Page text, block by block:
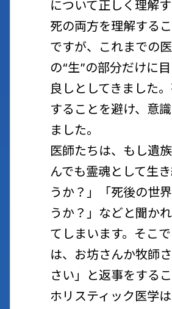
について正しく理解
死の両方を理解する
ですが、これまでの
の“生”の部分だけに
良しとしてきました
することを避け、意
ました。
医師たちは、もし遺
んでも霊魂として生
うか？」「死後の世
うか？」などと聞か
てしまいます。そこ
は、お坊さんか牧師
さい」と返事をする
ホリスティック医学